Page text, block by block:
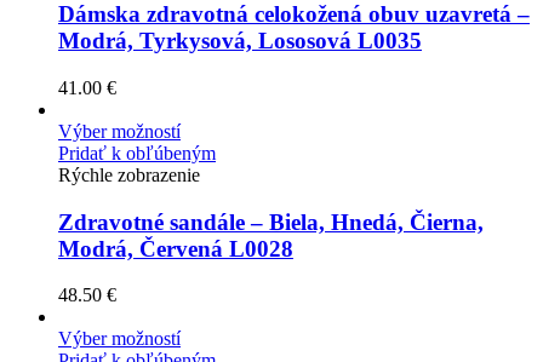
Dámska zdravotná celokožená obuv uzavretá –
Modrá, Tyrkysová, Lososová L0035
41.00 €
Výber možností
Pridať k obľúbeným
Rýchle zobrazenie
Zdravotné sandále – Biela, Hnedá, Čierna,
Modrá, Červená L0028
48.50 €
Výber možností